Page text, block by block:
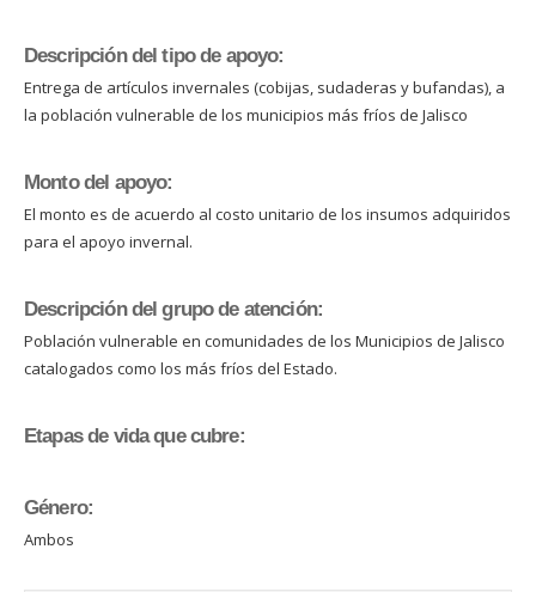
Descripción del tipo de apoyo:
Entrega de artículos invernales (cobijas, sudaderas y bufandas), a
la población vulnerable de los municipios más fríos de Jalisco
Monto del apoyo:
El monto es de acuerdo al costo unitario de los insumos adquiridos
para el apoyo invernal.
Descripción del grupo de atención:
Población vulnerable en comunidades de los Municipios de Jalisco
catalogados como los más fríos del Estado.
Etapas de vida que cubre:
Género:
Ambos